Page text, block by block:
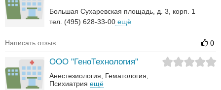
Большая Сухаревская площадь, д. 3, корп. 1
тел. (495) 628-33-00 ещё
Написать отзыв 0
ООО "ГеноТехнология"
Анестезиология
Гематология‎
Психиатрия ещё